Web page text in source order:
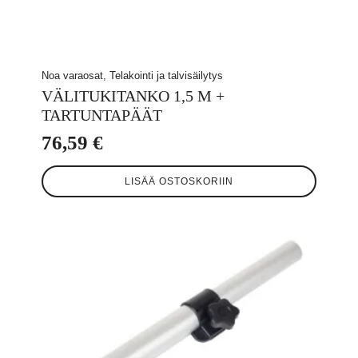
Noa varaosat, Telakointi ja talvisäilytys
VÄLITUKITANKO 1,5 M +
TARTUNTAPÄÄT
76,59 €
LISÄÄ OSTOSKORIIN